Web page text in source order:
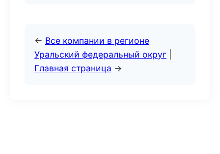
← Все компании в регионе
Уральский федеральный округ
Главная страница →